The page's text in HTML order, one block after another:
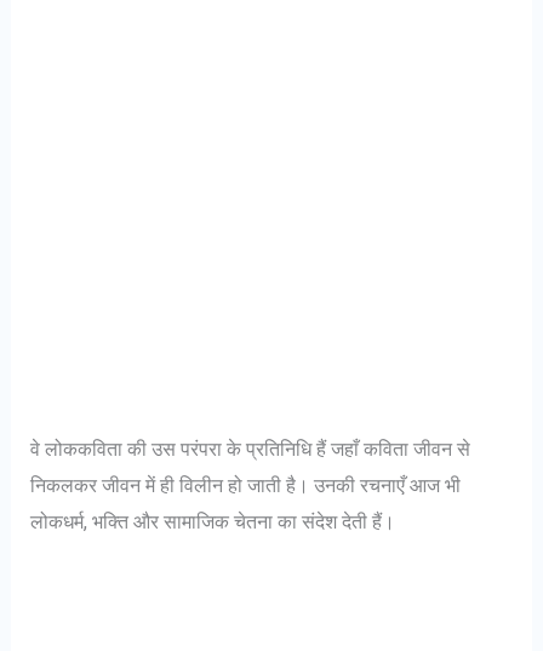
वे लोककविता की उस परंपरा के प्रतिनिधि हैं जहाँ कविता जीवन से
निकलकर जीवन में ही विलीन हो जाती है। उनकी रचनाएँ आज भी
लोकधर्म, भक्ति और सामाजिक चेतना का संदेश देती हैं।